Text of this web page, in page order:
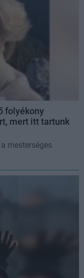
folyékony
mert itt tartunk
mesterséges